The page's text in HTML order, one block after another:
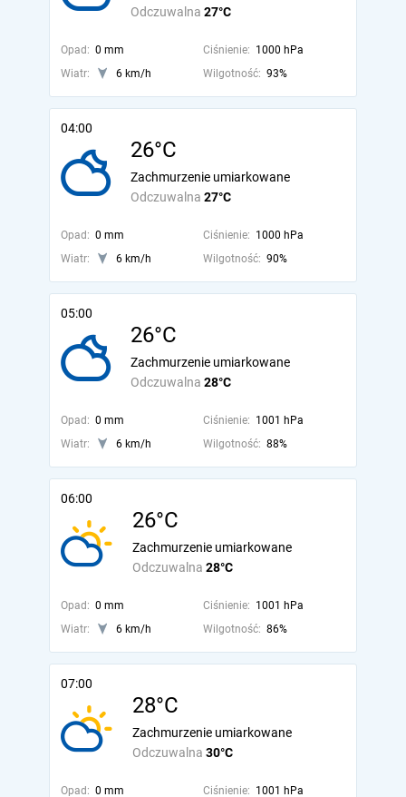
Odczuwalna 27°C
Opad: 0 mm Ciśnienie: 1000 hPa
Wiatr:
6 km/h Wilgotność: 93%
04:00
26°C
Odczuwalna 27°C
Zachmurzenie umiarkowane
Opad: 0 mm Ciśnienie: 1000 hPa
Wiatr:
6 km/h Wilgotność: 90%
05:00
26°C
Odczuwalna 28°C
Zachmurzenie umiarkowane
Opad: 0 mm Ciśnienie: 1001 hPa
Wiatr:
6 km/h Wilgotność: 88%
06:00
26°C
Odczuwalna 28°C
Zachmurzenie umiarkowane
Opad: 0 mm Ciśnienie: 1001 hPa
Wiatr:
6 km/h Wilgotność: 86%
07:00
28°C
Odczuwalna 30°C
Zachmurzenie umiarkowane
Opad: 0 mm Ciśnienie: 1001 hPa